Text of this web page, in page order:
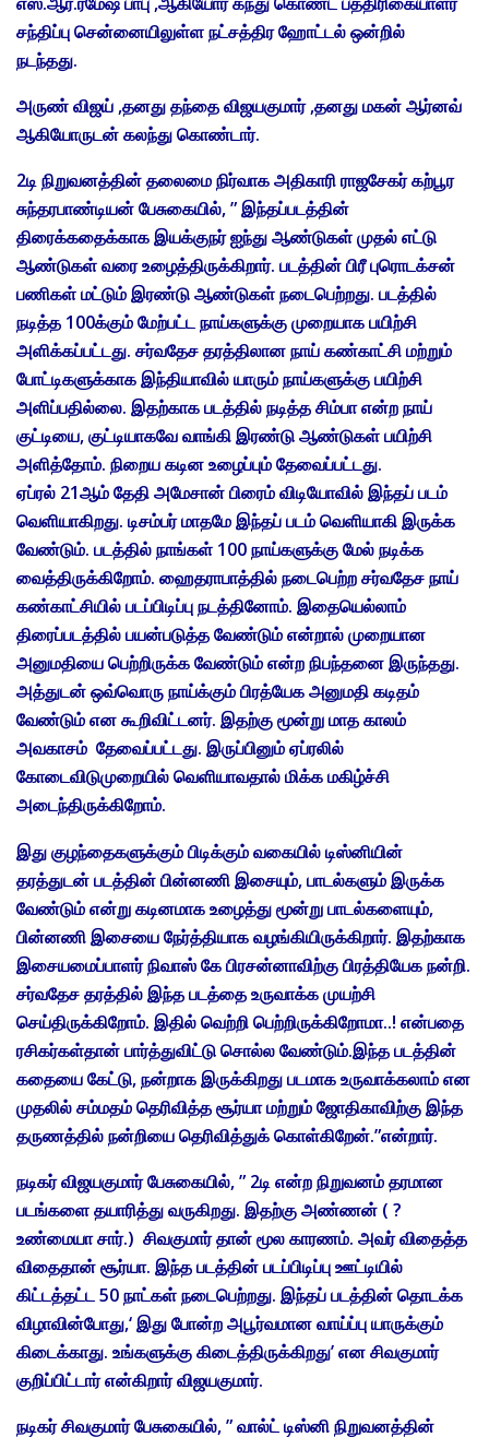
சந்திப்பு சென்னையிலுள்ள நட்சத்திர ஹோட்டல் ஒன்றில்
நடந்தது.
அருண் விஜய் ,தனது தந்தை விஜயகுமார் ,தனது மகன் ஆர்னவ்
ஆகியோருடன் கலந்து கொண்டார்.
2டி நிறுவனத்தின் தலைமை நிர்வாக அதிகாரி ராஜசேகர் கற்பூர
சுந்தரபாண்டியன் பேசுகையில், ” இந்தப்படத்தின்
திரைக்கதைக்காக இயக்குநர் ஐந்து ஆண்டுகள் முதல் எட்டு
ஆண்டுகள் வரை உழைத்திருக்கிறார். படத்தின் பிரீ புரொடக்சன்
பணிகள் மட்டும் இரண்டு ஆண்டுகள் நடைபெற்றது. படத்தில்
நடித்த 100க்கும் மேற்பட்ட நாய்களுக்கு முறையாக பயிற்சி
அளிக்கப்பட்டது. சர்வதேச தரத்திலான நாய் கண்காட்சி மற்றும்
போட்டிகளுக்காக இந்தியாவில் யாரும் நாய்களுக்கு பயிற்சி
அளிப்பதில்லை. இதற்காக படத்தில் நடித்த சிம்பா என்ற நாய்
குட்டியை, குட்டியாகவே வாங்கி இரண்டு ஆண்டுகள் பயிற்சி
அளித்தோம். நிறைய கடின உழைப்பும் தேவைப்பட்டது.
ஏப்ரல் 21ஆம் தேதி அமேசான் பிரைம் விடியோவில் இந்தப் படம்
வெளியாகிறது. டிசம்பர் மாதமே இந்தப் படம் வெளியாகி இருக்க
வேண்டும். படத்தில் நாங்கள் 100 நாய்களுக்கு மேல் நடிக்க
வைத்திருக்கிறோம். ஹைதராபாத்தில் நடைபெற்ற சர்வதேச நாய்
கண்காட்சியில் படப்பிடிப்பு நடத்தினோம். இதையெல்லாம்
திரைப்படத்தில் பயன்படுத்த வேண்டும் என்றால் முறையான
அனுமதியை பெற்றிருக்க வேண்டும் என்ற நிபந்தனை இருந்தது.
அத்துடன் ஒவ்வொரு நாய்க்கும் பிரத்யேக அனுமதி கடிதம்
வேண்டும் என கூறிவிட்டனர். இதற்கு மூன்று மாத காலம்
அவகாசம் தேவைப்பட்டது. இருப்பினும் ஏப்ரலில்
கோடைவிடுமுறையில் வெளியாவதால் மிக்க மகிழ்ச்சி
அடைந்திருக்கிறோம்.
இது குழந்தைகளுக்கும் பிடிக்கும் வகையில் டிஸ்னியின்
தரத்துடன் படத்தின் பின்னணி இசையும், பாடல்களும் இருக்க
வேண்டும் என்று கடினமாக உழைத்து மூன்று பாடல்களையும்,
பின்னணி இசையை நேர்த்தியாக வழங்கியிருக்கிறார். இதற்காக
இசையமைப்பாளர் நிவாஸ் கே பிரசன்னாவிற்கு பிரத்தியேக நன்றி.
சர்வதேச தரத்தில் இந்த படத்தை உருவாக்க முயற்சி
செய்திருக்கிறோம். இதில் வெற்றி பெற்றிருக்கிறோமா..! என்பதை
ரசிகர்கள்தான் பார்த்துவிட்டு சொல்ல வேண்டும்.இந்த படத்தின்
கதையை கேட்டு, நன்றாக இருக்கிறது படமாக உருவாக்கலாம் என
முதலில் சம்மதம் தெரிவித்த சூர்யா மற்றும் ஜோதிகாவிற்கு இந்த
தருணத்தில் நன்றியை தெரிவித்துக் கொள்கிறேன்.”என்றார்.
நடிகர் விஜயகுமார் பேசுகையில், ” 2டி என்ற நிறுவனம் தரமான
படங்களை தயாரித்து வருகிறது. இதற்கு அண்ணன் ( ?
உண்மையா சார்.) சிவகுமார் தான் மூல காரணம். அவர் விதைத்த
விதைதான் சூர்யா. இந்த படத்தின் படப்பிடிப்பு ஊட்டியில்
கிட்டத்தட்ட 50 நாட்கள் நடைபெற்றது. இந்தப் படத்தின் தொடக்க
விழாவின்போது,‘ இது போன்ற அபூர்வமான வாய்ப்பு யாருக்கும்
கிடைக்காது. உங்களுக்கு கிடைத்திருக்கிறது’ என சிவகுமார்
குறிப்பிட்டார் என்கிறார் விஜயகுமார்.
நடிகர் சிவகுமார் பேசுகையில், ” வால்ட் டிஸ்னி நிறுவனத்தின்